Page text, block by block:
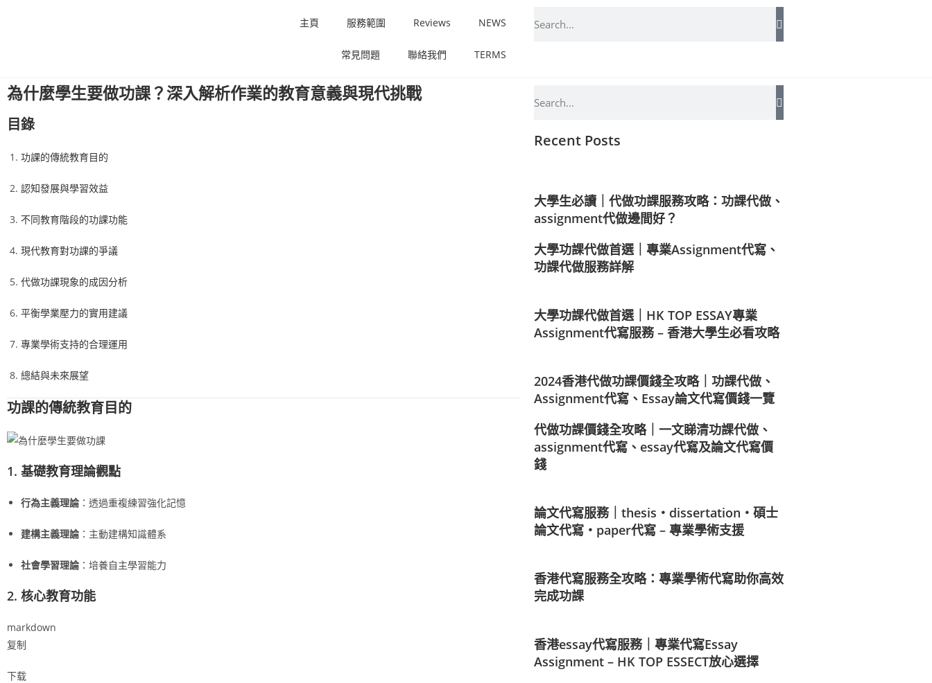
主頁 服務範圍 Reviews NEWS
常見問題 聯絡我們 TERMS
為什麼學生要做功課？深入解析作業的教育意義與現代挑戰
目錄
功課的傳統教育目的
認知發展與學習效益
不同教育階段的功課功能
現代教育對功課的爭議
代做功課現象的成因分析
平衡學業壓力的實用建議
專業學術支持的合理運用
總結與未來展望
功課的傳統教育目的
1. 基礎教育理論觀點
行為主義理論 ：透過重複練習強化記憶
建構主義理論 ：主動建構知識體系
社會學習理論 ：培養自主學習能力
2. 核心教育功能
markdown
复制
下载
Recent Posts
大學生必讀｜代做功課服務攻略：功課代做、
assignment代做邊間好？
大學功課代做首選｜專業Assignment代寫、
功課代做服務詳解
大學功課代做首選｜HK TOP ESSAY專業
Assignment代寫服務 – 香港大學生必看攻略
2024香港代做功課價錢全攻略｜功課代做、
Assignment代寫、Essay論文代寫價錢一覽
代做功課價錢全攻略｜一文睇清功課代做、
assignment代寫、essay代寫及論文代寫價
錢
論文代寫服務｜thesis・dissertation・碩士
論文代寫・paper代寫 – 專業學術支援
香港代寫服務全攻略：專業學術代寫助你高效
完成功課
香港essay代寫服務｜專業代寫Essay
Assignment – HK TOP ESSECT放心選擇